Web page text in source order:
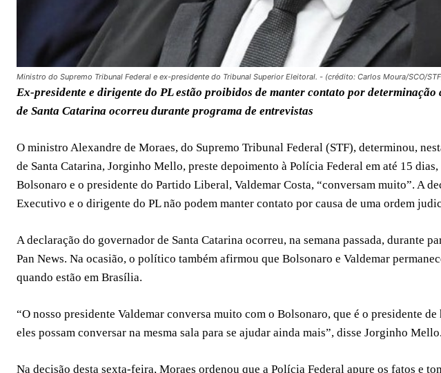
Ministro do Supremo Tribunal Federal e ex-presidente do Tribunal Superior Eleitoral. - (crédito: Carlos Moura/SCO/
Ex-presidente e dirigente do PL estão proibidos de manter contato por
de Santa Catarina ocorreu durante programa de entrevistas
O ministro Alexandre de Moraes, do Supremo Tribunal Federal (STF), determinou,
de Santa Catarina, Jorginho Mello, preste depoimento à Polícia Federal em até 15
Bolsonaro e o presidente do Partido Liberal, Valdemar Costa, “conversam muito”. A
Executivo e o dirigente do PL não podem manter contato por causa de uma ordem
A declaração do governador de Santa Catarina ocorreu, na semana passada, durante
Pan News. Na ocasião, o político também afirmou que Bolsonaro e Valdemar
quando estão em Brasília.
“O nosso presidente Valdemar conversa muito com o Bolsonaro, que é o presidente
eles possam conversar na mesma sala para se ajudar ainda mais”, disse Jorginho Mello.
Na decisão desta sexta-feira, Moraes ordenou que a Polícia Federal apure os fatos e